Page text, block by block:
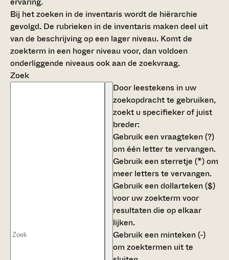
Bij het zoeken in de inventaris wordt de hiërarchie
gevolgd. De rubrieken in de inventaris maken deel uit
van de beschrijving op een lager niveau. Komt de
zoekterm in een hoger niveau voor, dan voldoen
onderliggende niveaus ook aan de zoekvraag.
Zoek
Door leestekens in uw
zoekopdracht te gebruiken,
zoekt u specifieker of juist
breder:
Gebruik eenvraagteken (?)
om één letter te vervangen.
Gebruik eensterretje (*)om
meer letters te vervangen.
Gebruik eendollarteken ($)
voor uw zoekterm voor
resultaten die op elkaar
lijken.
Gebruik een minteken (-)
om zoektermen uit te